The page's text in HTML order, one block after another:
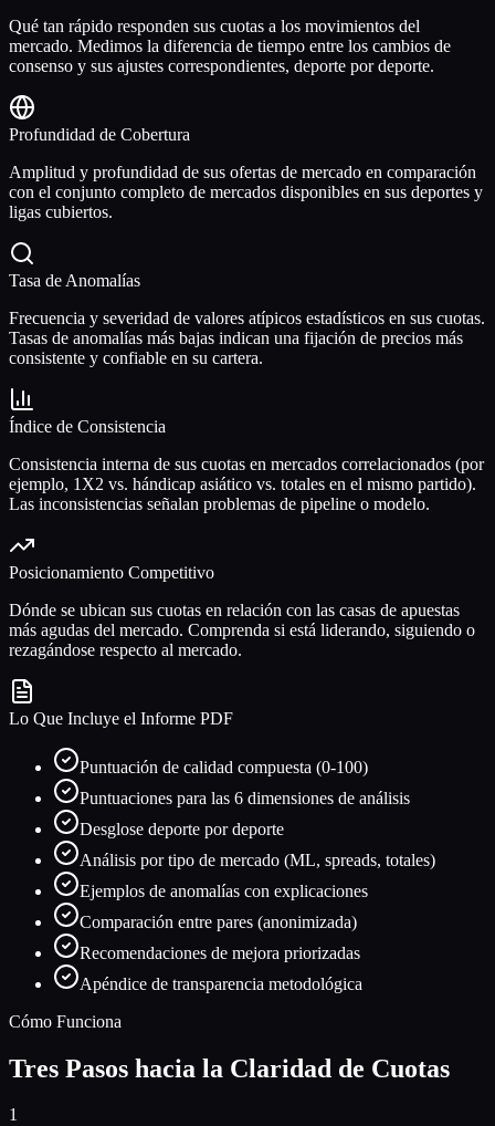
Qué tan rápido responden sus cuotas a los movimientos del
mercado. Medimos la diferencia de tiempo entre los cambios de
consenso y sus ajustes correspondientes, deporte por deporte.
Profundidad de Cobertura
Amplitud y profundidad de sus ofertas de mercado en comparación
con el conjunto completo de mercados disponibles en sus deportes y
ligas cubiertos.
Tasa de Anomalías
Frecuencia y severidad de valores atípicos estadísticos en sus cuotas.
Tasas de anomalías más bajas indican una fijación de precios más
consistente y confiable en su cartera.
Índice de Consistencia
Consistencia interna de sus cuotas en mercados correlacionados (por
ejemplo, 1X2 vs. hándicap asiático vs. totales en el mismo partido).
Las inconsistencias señalan problemas de pipeline o modelo.
Posicionamiento Competitivo
Dónde se ubican sus cuotas en relación con las casas de apuestas
más agudas del mercado. Comprenda si está liderando, siguiendo o
rezagándose respecto al mercado.
Lo Que Incluye el Informe PDF
Puntuación de calidad compuesta (0-100)
Puntuaciones para las 6 dimensiones de análisis
Desglose deporte por deporte
Análisis por tipo de mercado (ML, spreads, totales)
Ejemplos de anomalías con explicaciones
Comparación entre pares (anonimizada)
Recomendaciones de mejora priorizadas
Apéndice de transparencia metodológica
Cómo Funciona
Tres Pasos hacia la Claridad de Cuotas
1